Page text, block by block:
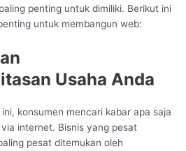
penting untuk dimiliki. Berikut ini
untuk membangun web:
Usaha Anda
konsumen mencari kabar apa saja
internet. Bisnis yang pesat
pesat ditemukan oleh